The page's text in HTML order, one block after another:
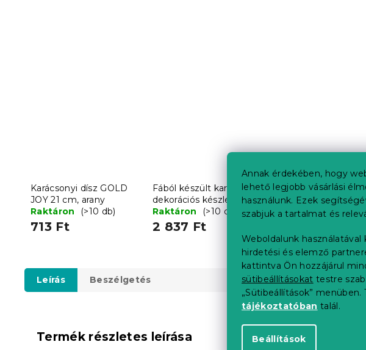
Annak érdekében, hogy
lehető legjobb vásárlási
használunk. Ezek
szabjuk a tartalmat és
Weboldalunk
hirdetési és elemző
kattintva Ön hozzájárul
sütibeállításokat testre
„Sütibeállítások”
tájékoztatóban talál.
Beállítások
Karácsonyi dísz GOLD
JOY 21 cm, arany
Raktáron
(>10 db)
713 Ft
Fából készült karácsonyi
dekorációs készlet HOT
DRINKS, 12 db
Raktáron (>10 db)
2 837 Ft
Leírás Beszélgetés
Termék részletes leírása